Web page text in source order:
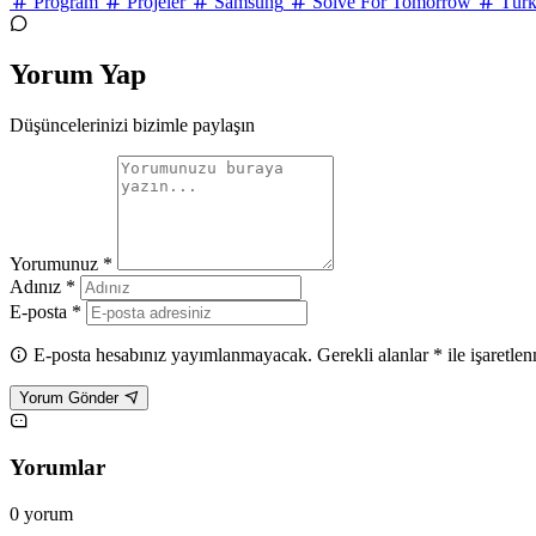
Yorum Yap
Düşüncelerinizi bizimle paylaşın
Yorumunuz *
Adınız *
E-posta *
E-posta hesabınız yayımlanmayacak. Gerekli alanlar * ile
Yorum Gönder
Yorumlar
0 yorum